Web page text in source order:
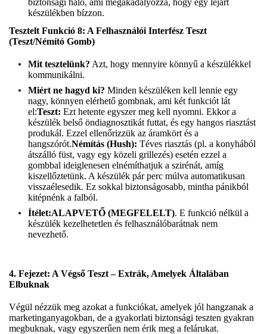
biztonsági háló, ami megakadályozza, hogy egy lejárt
készülékben bízzon.
Tesztelt Funkció 8: A Felhasználói Interfész Teszt
(Teszt/Némító Gomb)
Mit tesztelünk? Azt, hogy mennyire könnyű a készülékkel
kommunikálni.
Miért ne hagyd ki? Minden készüléken kell lennie egy
nagy, könnyen elérhető gombnak, ami két funkciót lát
el:Teszt: Ezt hetente egyszer meg kell nyomni. Ekkor a
készülék belső öndiagnosztikát futtat, és egy hangos riasztást
produkál. Ezzel ellenőrizzük az áramkört és a
hangszórót.Némítás (Hush): Téves riasztás (pl. a konyhából
átszálló füst, vagy egy közeli grillezés) esetén ezzel a
gombbal ideiglenesen elnémíthatjuk a szirénát, amíg
kiszellőztetünk. A készülék pár perc múlva automatikusan
visszaélesedik. Ez sokkal biztonságosabb, mintha pánikból
kitépnénk a falból.
Ítélet:ALAPVETŐ (MEGFELELT). E funkció nélkül a
készülék kezelhetetlen és felhasználóbarátnak nem
nevezhető.
4. Fejezet: A Végső Teszt – Extrák, Amelyek Általában
Elbuknak
Végül nézzük meg azokat a funkciókat, amelyek jól hangzanak a
marketinganyagokban, de a gyakorlati biztonsági teszten gyakran
megbuknak, vagy egyszerűen nem érik meg a felárukat.